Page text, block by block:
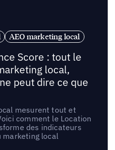
AEO marketing local
Score : tout le
local,
peut dire ce que
mesurent tout et
comment le Location
des indicateurs
marketing local